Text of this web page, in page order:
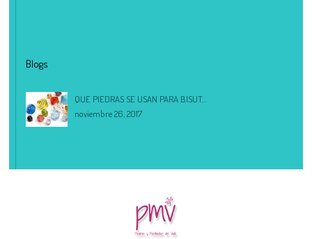
Blogs
QUE PIEDRAS SE USAN PARA BISUT...
noviembre 26, 2017